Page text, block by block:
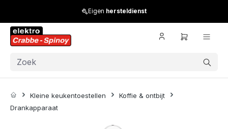
Eigen hersteldienst
Kleine keukentoestellen
Koffie & ontbijt
Drankapparaat